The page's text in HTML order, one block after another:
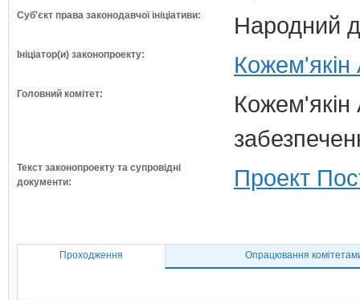
Суб'єкт права законодавчої ініціативи: Народний
Ініціатор(и) законопроекту: Кожем'якін
Головний комітет:
Кожем'якін
Текст законопроекту та супровідні
документи:
Проект
Проходження Опрацювання